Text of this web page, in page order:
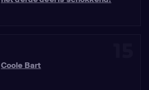
Coole Bart